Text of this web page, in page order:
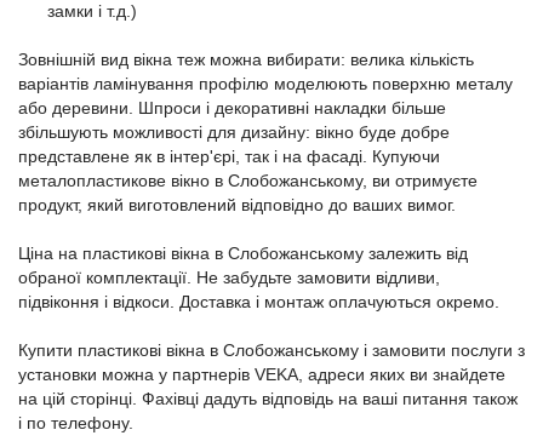
замки і т.д.)
Зовнішній вид вікна теж можна вибирати: велика кількість
варіантів ламінування профілю моделюють поверхню металу
або деревини. Шпроси і декоративні накладки більше
збільшують можливості для дизайну: вікно буде добре
представлене як в інтер'єрі, так і на фасаді. Купуючи
металопластикове вікно в Слобожанському, ви отримуєте
продукт, який виготовлений відповідно до ваших вимог.
Ціна на пластикові вікна в Слобожанському залежить від
обраної комплектації. Не забудьте замовити відливи,
підвіконня і відкоси. Доставка і монтаж оплачуються окремо.
Купити пластикові вікна в Слобожанському і замовити послуги з
установки можна у партнерів VEKA, адреси яких ви знайдете
на цій сторінці. Фахівці дадуть відповідь на ваші питання також
і по телефону.